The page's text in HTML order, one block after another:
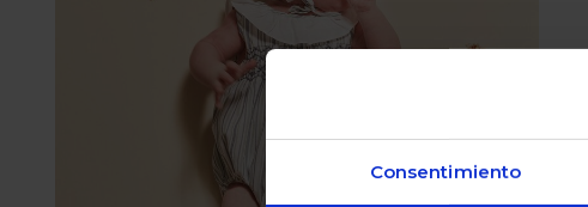
Consentimiento